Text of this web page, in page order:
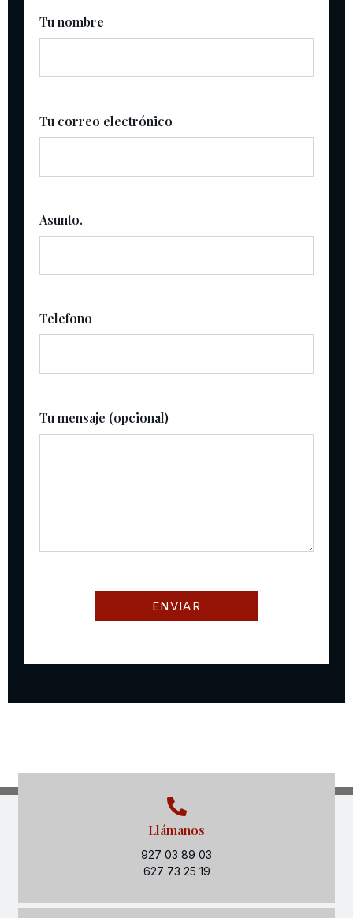
Tu nombre
Tu correo electrónico
Asunto.
Telefono
Tu mensaje (opcional)
Llámanos
927 03 89 03
627 73 25 19